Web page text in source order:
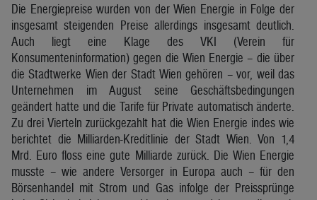
Die Energiepreise wurden von der Wien Energie in Folge der
insgesamt steigenden Preise allerdings insgesamt deutlich.
Auch liegt eine Klage des VKI (Verein für
Konsumenteninformation) gegen die Wien Energie – die über
die Stadtwerke Wien der Stadt Wien gehören – vor, weil das
Unternehmen im August seine Geschäftsbedingungen
geändert hatte und die Tarife für Private automatisch änderte.
Zu drei Vierteln zurückgezahlt hat die Wien Energie indes wie
berichtet die Milliarden-Kreditlinie der Stadt Wien. Von 1,4
Mrd. Euro floss eine gute Milliarde zurück. Die Wien Energie
musste – wie andere Versorger in Europa auch – für den
Börsenhandel mit Strom und Gas infolge der Preissprünge